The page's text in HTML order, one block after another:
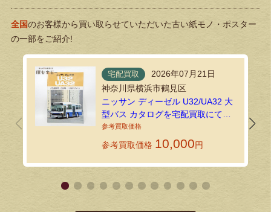
全国のお客様から買い取らせていただいた古い紙モノ・ポスター
の一部をご紹介!
宅配買取
2026年07月21日
神奈川県横浜市鶴見区
ニッサン ディーゼル U32/UA32 大
型バス カタログを宅配買取にてお
送りいただきました！
参考買取価格 10,000円